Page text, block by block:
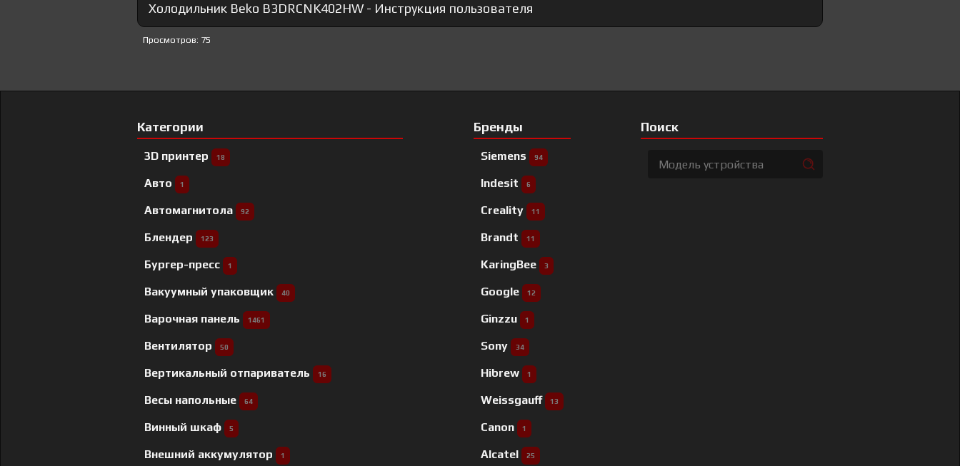
Холодильник Beko B3DRCNK402HW - Инструкция пользователя
Просмотров: 75
Категории
3D принтер 18
Авто 1
Автомагнитола 92
Блендер 123
Бургер-пресс 1
Вакуумный упаковщик 40
Варочная панель 1461
Вентилятор 50
Вертикальный отпариватель 16
Весы напольные 64
Винный шкаф 5
Внешний аккумулятор 1
Бренды
Siemens 94
Indesit 6
Creality 11
Brandt 11
KaringBee 3
Google 12
Ginzzu 1
Sony 34
Hibrew 1
Weissgauff 13
Canon 1
Alcatel 25
Поиск